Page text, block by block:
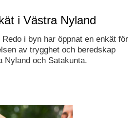
i Västra Nyland
i byn har öppnat en enkät för
av trygghet och beredskap
Nyland och Satakunta.